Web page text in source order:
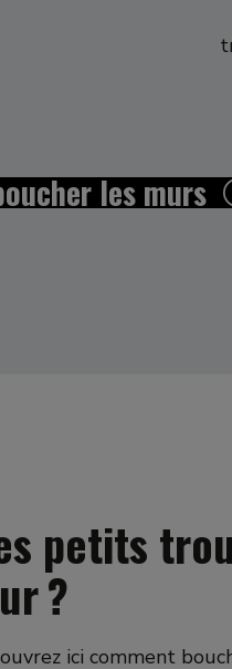
les murs
petits
?
ici comment